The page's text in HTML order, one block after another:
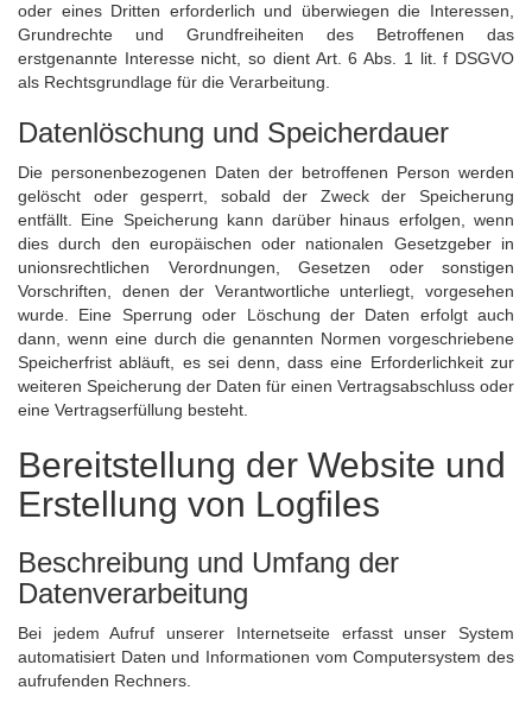
oder eines Dritten erforderlich und überwiegen die Interessen,
Grundrechte und Grundfreiheiten des Betroffenen das
erstgenannte Interesse nicht, so dient Art. 6 Abs. 1 lit. f DSGVO
als Rechtsgrundlage für die Verarbeitung.
Datenlöschung und Speicherdauer
Die personenbezogenen Daten der betroffenen Person werden
gelöscht oder gesperrt, sobald der Zweck der Speicherung
entfällt. Eine Speicherung kann darüber hinaus erfolgen, wenn
dies durch den europäischen oder nationalen Gesetzgeber in
unionsrechtlichen Verordnungen, Gesetzen oder sonstigen
Vorschriften, denen der Verantwortliche unterliegt, vorgesehen
wurde. Eine Sperrung oder Löschung der Daten erfolgt auch
dann, wenn eine durch die genannten Normen vorgeschriebene
Speicherfrist abläuft, es sei denn, dass eine Erforderlichkeit zur
weiteren Speicherung der Daten für einen Vertragsabschluss oder
eine Vertragserfüllung besteht.
Bereitstellung der Website und
Erstellung von Logfiles
Beschreibung und Umfang der
Datenverarbeitung
Bei jedem Aufruf unserer Internetseite erfasst unser System
automatisiert Daten und Informationen vom Computersystem des
aufrufenden Rechners.